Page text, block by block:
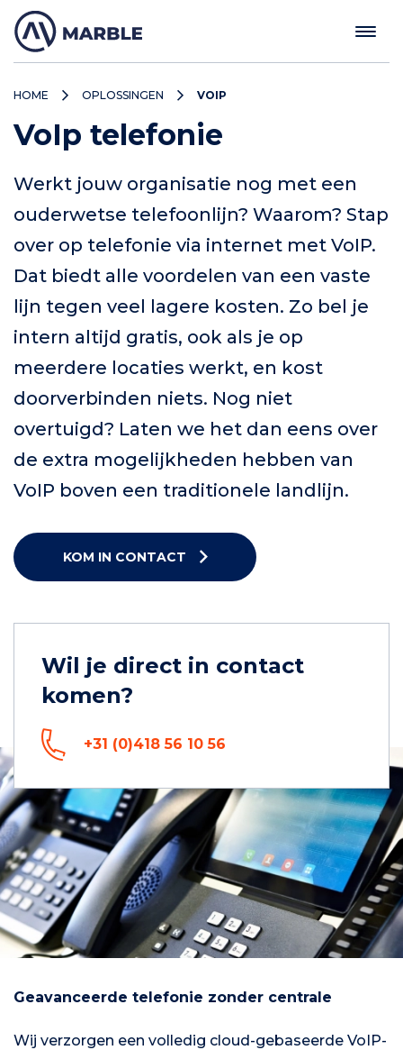
HOME OPLOSSINGEN VOIP
VoIp telefonie
Werkt jouw organisatie nog met een
ouderwetse telefoonlijn? Waarom? Stap
over op telefonie via internet met VoIP.
Dat biedt alle voordelen van een vaste
lijn tegen veel lagere kosten. Zo bel je
intern altijd gratis, ook als je op
meerdere locaties werkt, en kost
doorverbinden niets. Nog niet
overtuigd? Laten we het dan eens over
de extra mogelijkheden hebben van
VoIP boven een traditionele landlijn.
KOM IN CONTACT
Wil je direct in contact
komen?
+31 (0)418 56 10 56
Geavanceerde telefonie zonder centrale
Wij verzorgen een volledig cloud-gebaseerde VoIP-